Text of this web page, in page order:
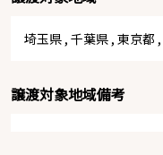
埼玉県 , 千葉県 , 東京都 ,
譲渡対象地域備考